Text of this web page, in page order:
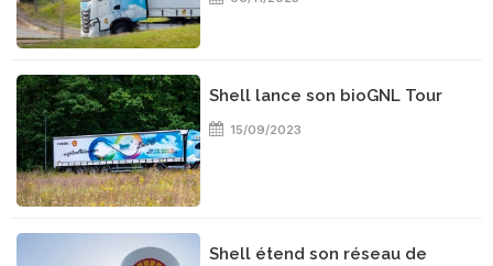
Shell lance son bioGNL Tour
15/09/2023
Shell étend son réseau de